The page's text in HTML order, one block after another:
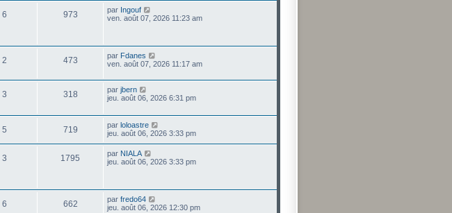
6 973 par Ingouf
ven. août 07, 2026 11:23 am
2 473 par Fdanes
ven. août 07, 2026 11:17 am
3 318 par jbern
jeu. août 06, 2026 6:31 pm
5 719 par loloastre
jeu. août 06, 2026 3:33 pm
3 1795 par NIALA
jeu. août 06, 2026 3:33 pm
6 662 par fredo64
jeu. août 06, 2026 12:30 pm